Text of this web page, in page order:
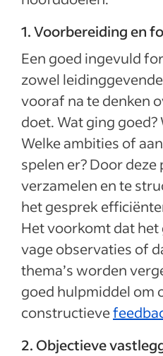
1. Voorbereiding en
Een goed ingevuld
zowel
vooraf na te denken
doet. Wat ging goed?
Welke ambities of
spelen er? Door
verzamelen en te
het gesprek
Het voorkomt dat
vage observaties of
thema’s worden
goed hulpmiddel om
constructieve
2. Objectieve